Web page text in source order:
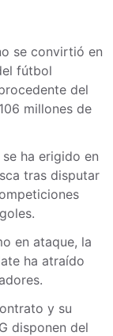
se convirtió en
fútbol
del
millones de
ha erigido en
tras disputar
en ataque, la
ha atraído
y su
disponen del